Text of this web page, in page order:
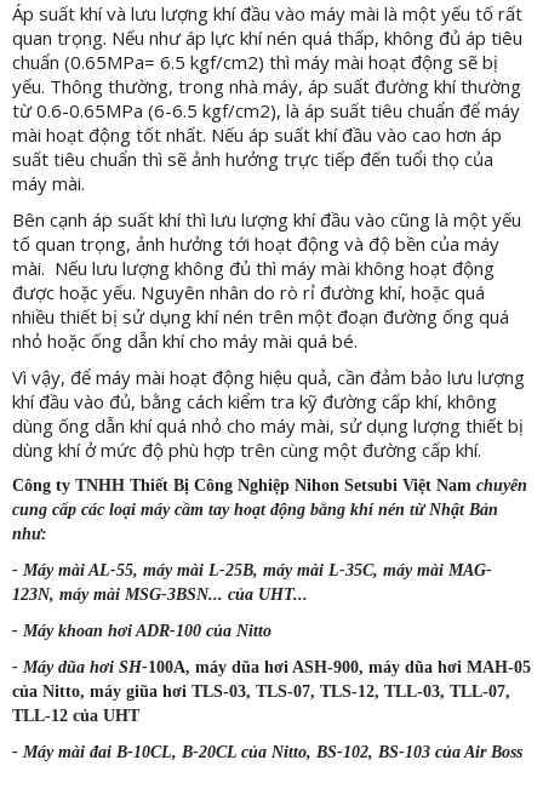
Áp suất khí và lưu lượng khí đầu vào máy mài là một yếu tố rất
quan trọng. Nếu như áp lực khí nén quá thấp, không đủ áp tiêu
chuẩn (0.65MPa= 6.5 kgf/cm2) thì máy mài hoạt động sẽ bị
yếu. Thông thường, trong nhà máy, áp suất đường khí thường
từ 0.6-0.65MPa (6-6.5 kgf/cm2), là áp suất tiêu chuẩn để máy
mài hoạt động tốt nhất. Nếu áp suất khí đầu vào cao hơn áp
suất tiêu chuẩn thì sẽ ảnh hưởng trực tiếp đến tuổi thọ của
máy mài.
Bên cạnh áp suất khí thì lưu lượng khí đầu vào cũng là một yếu
tố quan trọng, ảnh hưởng tới hoạt động và độ bền của máy
mài. Nếu lưu lượng không đủ thì máy mài không hoạt động
được hoặc yếu. Nguyên nhân do rò rỉ đường khí, hoặc quá
nhiều thiết bị sử dụng khí nén trên một đoạn đường ống quá
nhỏ hoặc ống dẫn khí cho máy mài quá bé.
Vì vậy, để máy mài hoạt động hiệu quả, cần đảm bảo lưu lượng
khí đầu vào đủ, bằng cách kiểm tra kỹ đường cấp khí, không
dùng ống dẫn khí quá nhỏ cho máy mài, sử dụng lượng thiết bị
dùng khí ở mức độ phù hợp trên cùng một đường cấp khí.
Công ty TNHH Thiết Bị Công Nghiệp Nihon Setsubi Việt Nam chuyên
cung cấp các loại máy cầm tay hoạt động bằng khí nén từ Nhật Bản
như:
- Máy mài AL-55, máy mài L-25B, máy mài L-35C, máy mài MAG-
123N, máy mài MSG-3BSN... của UHT...
- Máy khoan hơi ADR-100 của Nitto
- Máy dũa hơi SH-100A, máy dũa hơi ASH-900, máy dũa hơi MAH-05
của Nitto, máy giũa hơi TLS-03, TLS-07, TLS-12, TLL-03, TLL-07,
TLL-12 của UHT
- Máy mài đai B-10CL, B-20CL của Nitto, BS-102, BS-103 của Air Boss